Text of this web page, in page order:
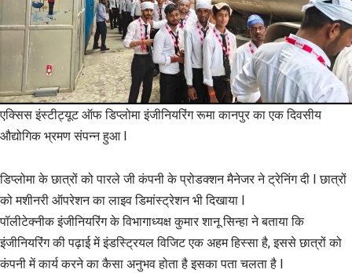
एक्सिस इंस्टीट्यूट ऑफ डिप्लोमा इंजीनियरिंग रूमा कानपुर का एक दिवसीय
औद्योगिक भ्रमण संपन्न हुआ I
डिप्लोमा के छात्रों को पारले जी कंपनी के प्रोडक्शन मैनेजर ने ट्रेनिंग दी I छात्रों
को मशीनरी ऑपरेशन का लाइव डिमांस्ट्रेशन भी दिखाया I
पॉलीटेक्नीक इंजीनियरिंग के विभागाध्यक्ष कुमार शानू सिन्हा ने बताया कि
इंजीनियरिंग की पढ़ाई में इंडस्ट्रियल विजिट एक अहम हिस्सा है, इससे छात्रों को
कंपनी में कार्य करने का कैसा अनुभव होता है इसका पता चलता है I